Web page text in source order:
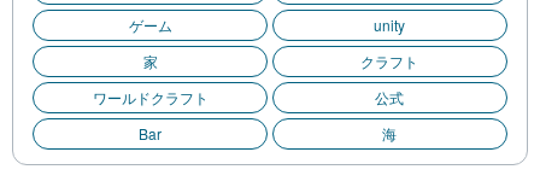
ゲーム
unity
家
クラフト
ワールドクラフト
公式
Bar
海